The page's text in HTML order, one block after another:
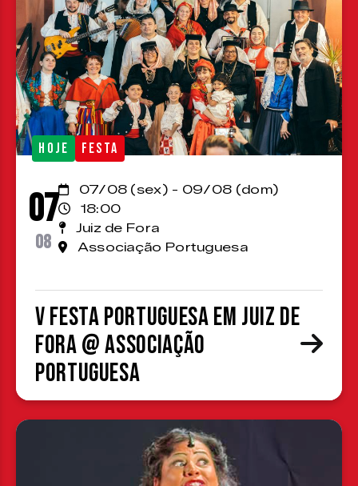
HOJE FESTA
07
08
07/08 (sex) - 09/08 (dom)
18:00
Juiz de Fora
Associação Portuguesa
V Festa Portuguesa em Juiz de
Fora @ Associação
Portuguesa